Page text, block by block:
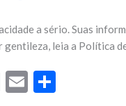
a sério. Suas
gentileza, leia a Política
C
E